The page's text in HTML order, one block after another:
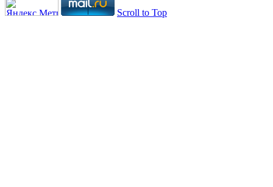
Scroll to Top